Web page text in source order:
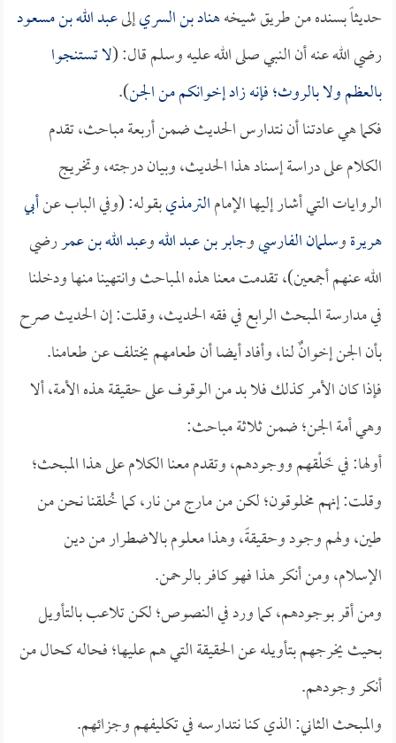
حديثاً بسنده من طريق شيخههناد بن السريإلىعبد الله بن مسعود
رضي الله عنه أن النبي صلى الله عليه وسلم قال: (لا تستنجوا
بالعظم ولا بالروث؛ فإنه زاد إخوانكم من الجن).
فكما هي عادتنا أن نتدارس الحديث ضمن أربعة مباحث، تقدم
الكلام على دراسة إسناد هذا الحديث، وبيان درجته، وتخريج
الروايات التي أشار إليها الإمامالترمذيبقوله: (وفي الباب عنأبي
هريرةوسلمان الفارسيوجابر بن عبد اللهوعبد الله بن عمررضي
الله عنهم أجمعين)، تقدمت معنا هذه المباحث وانتهينا منها ودخلنا
في مدارسة المبحث الرابع في فقه الحديث، وقلت: إن الحديث صرح
بأن الجن إخوانٌ لنا، وأفاد أيضا أن طعامهم يختلف عن طعامنا.
فإذا كان الأمر كذلك فلا بد من الوقوف على حقيقة هذه الأمة، ألا
وهي أمة الجن؛ ضمن ثلاثة مباحث:
أولها: في خَلْقهم ووجودهم، وتقدم معنا الكلام على هذا المبحث؛
وقلت: إنهم مخلوقون؛ لكن من مارج من نار، كما خُلقنا نحن من
طين، ولهم وجود وحقيقةً، وهذا معلوم بالاضطرار من دين
الإسلام، ومن أنكر هذا فهو كافر بالرحمن.
ومن أقر بوجودهم، كما ورد في النصوص؛ لكن تلاعب بالتأويل
بحيث يخرجهم بتأويله عن الحقيقة التي هم عليها؛ فحاله كحال من
أنكر وجودهم.
والمبحث الثاني: الذي كنا نتدارسه في تكليفهم وجزائهم.